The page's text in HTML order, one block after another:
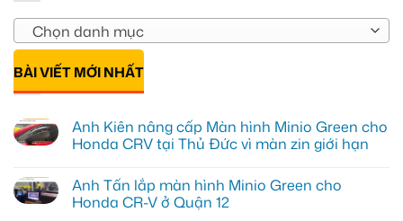
Chọn danh mục
BÀI VIẾT MỚI NHẤT
Anh Kiên nâng cấp Màn hình Minio Green cho
Honda CRV tại Thủ Đức vì màn zin giới hạn
bình
luận
ở
Anh Tấn lắp màn hình Minio Green cho
Honda CR-V ở Quận 12